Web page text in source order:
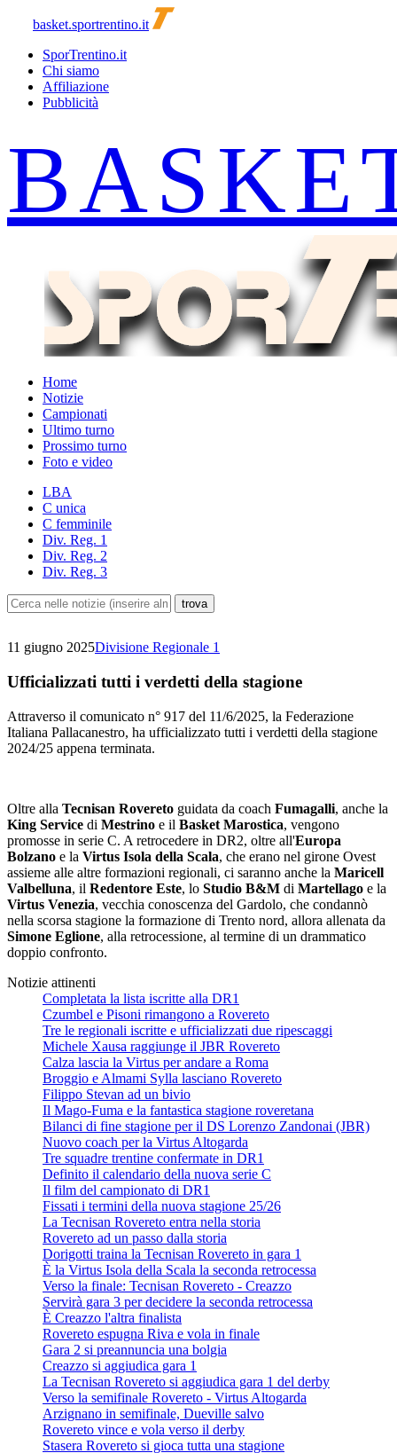
basket.sportrentino.it
SporTrentino.it
Chi siamo
Affiliazione
Pubblicità
Home
Notizie
Campionati
Ultimo turno
Prossimo turno
Foto e video
LBA
C unica
C femminile
Div. Reg. 1
Div. Reg. 2
Div. Reg. 3
11 giugno 2025Divisione Regionale 1
Ufficializzati tutti i verdetti della stagione
Attraverso il comunicato n° 917 del 11/6/2025, la Federazione
Italiana Pallacanestro, ha ufficializzato tutti i verdetti della stagione
2024/25 appena terminata.
Oltre alla Tecnisan Rovereto guidata da coach Fumagalli, anche la
King Service di Mestrino e il Basket Marostica, vengono
promosse in serie C. A retrocedere in DR2, oltre all'Europa
Bolzano e la Virtus Isola della Scala, che erano nel girone Ovest
assieme alle altre formazioni regionali, ci saranno anche la Maricell
Valbelluna, il Redentore Este, lo Studio B&M di Martellago e la
Virtus Venezia, vecchia conoscenza del Gardolo, che condannò
nella scorsa stagione la formazione di Trento nord, allora allenata da
Simone Eglione, alla retrocessione, al termine di un drammatico
doppio confronto.
Notizie attinenti
Completata la lista iscritte alla DR1
Czumbel e Pisoni rimangono a Rovereto
Tre le regionali iscritte e ufficializzati due ripescaggi
Michele Xausa raggiunge il JBR Rovereto
Calza lascia la Virtus per andare a Roma
Broggio e Almami Sylla lasciano Rovereto
Filippo Stevan ad un bivio
Il Mago-Fuma e la fantastica stagione roveretana
Bilanci di fine stagione per il DS Lorenzo Zandonai (JBR)
Nuovo coach per la Virtus Altogarda
Tre squadre trentine confermate in DR1
Definito il calendario della nuova serie C
Il film del campionato di DR1
Fissati i termini della nuova stagione 25/26
La Tecnisan Rovereto entra nella storia
Rovereto ad un passo dalla storia
Dorigotti traina la Tecnisan Rovereto in gara 1
È la Virtus Isola della Scala la seconda retrocessa
Verso la finale: Tecnisan Rovereto - Creazzo
Servirà gara 3 per decidere la seconda retrocessa
È Creazzo l'altra finalista
Rovereto espugna Riva e vola in finale
Gara 2 si preannuncia una bolgia
Creazzo si aggiudica gara 1
La Tecnisan Rovereto si aggiudica gara 1 del derby
Verso la semifinale Rovereto - Virtus Altogarda
Arzignano in semifinale, Dueville salvo
Rovereto vince e vola verso il derby
Stasera Rovereto si gioca tutta una stagione